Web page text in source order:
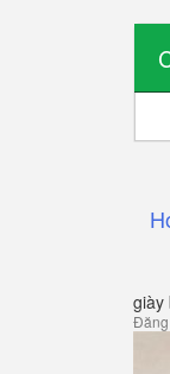
giày
Đăng